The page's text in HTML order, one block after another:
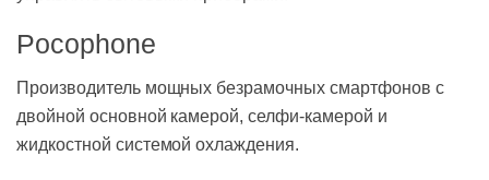
Pocophone
Производитель мощных безрамочных смартфонов с
двойной основной камерой, селфи-камерой и
жидкостной системой охлаждения.